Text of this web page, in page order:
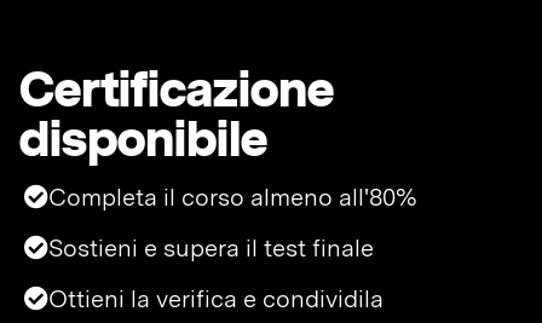
Certificazione
disponibile
Completa il corso almeno all'80%
Sostieni e supera il test finale
Ottieni la verifica e condividila